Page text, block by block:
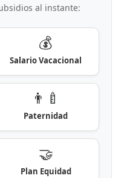
al instante:
💰
Salario Vacacional
👨‍🍼
Paternidad
🤝
Plan Equidad